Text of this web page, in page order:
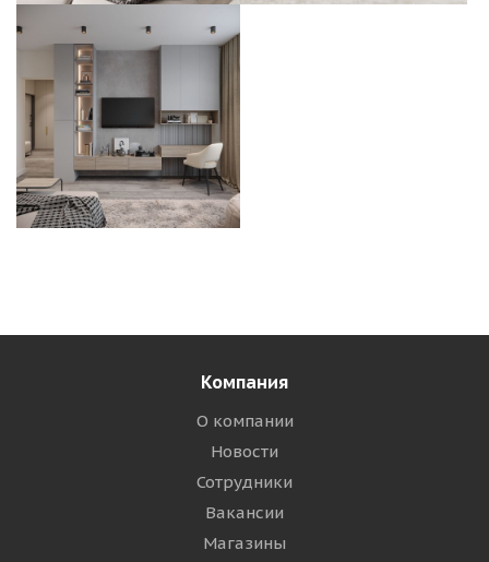
Компания
О компании
Новости
Сотрудники
Вакансии
Магазины